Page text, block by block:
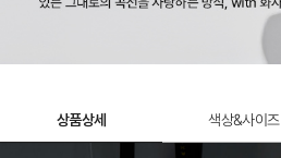
상품상세 색상&사이즈